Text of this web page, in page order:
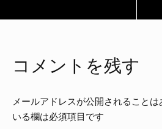
コメントを残す
メールアドレスが公開されることは
いる欄は必須項目です